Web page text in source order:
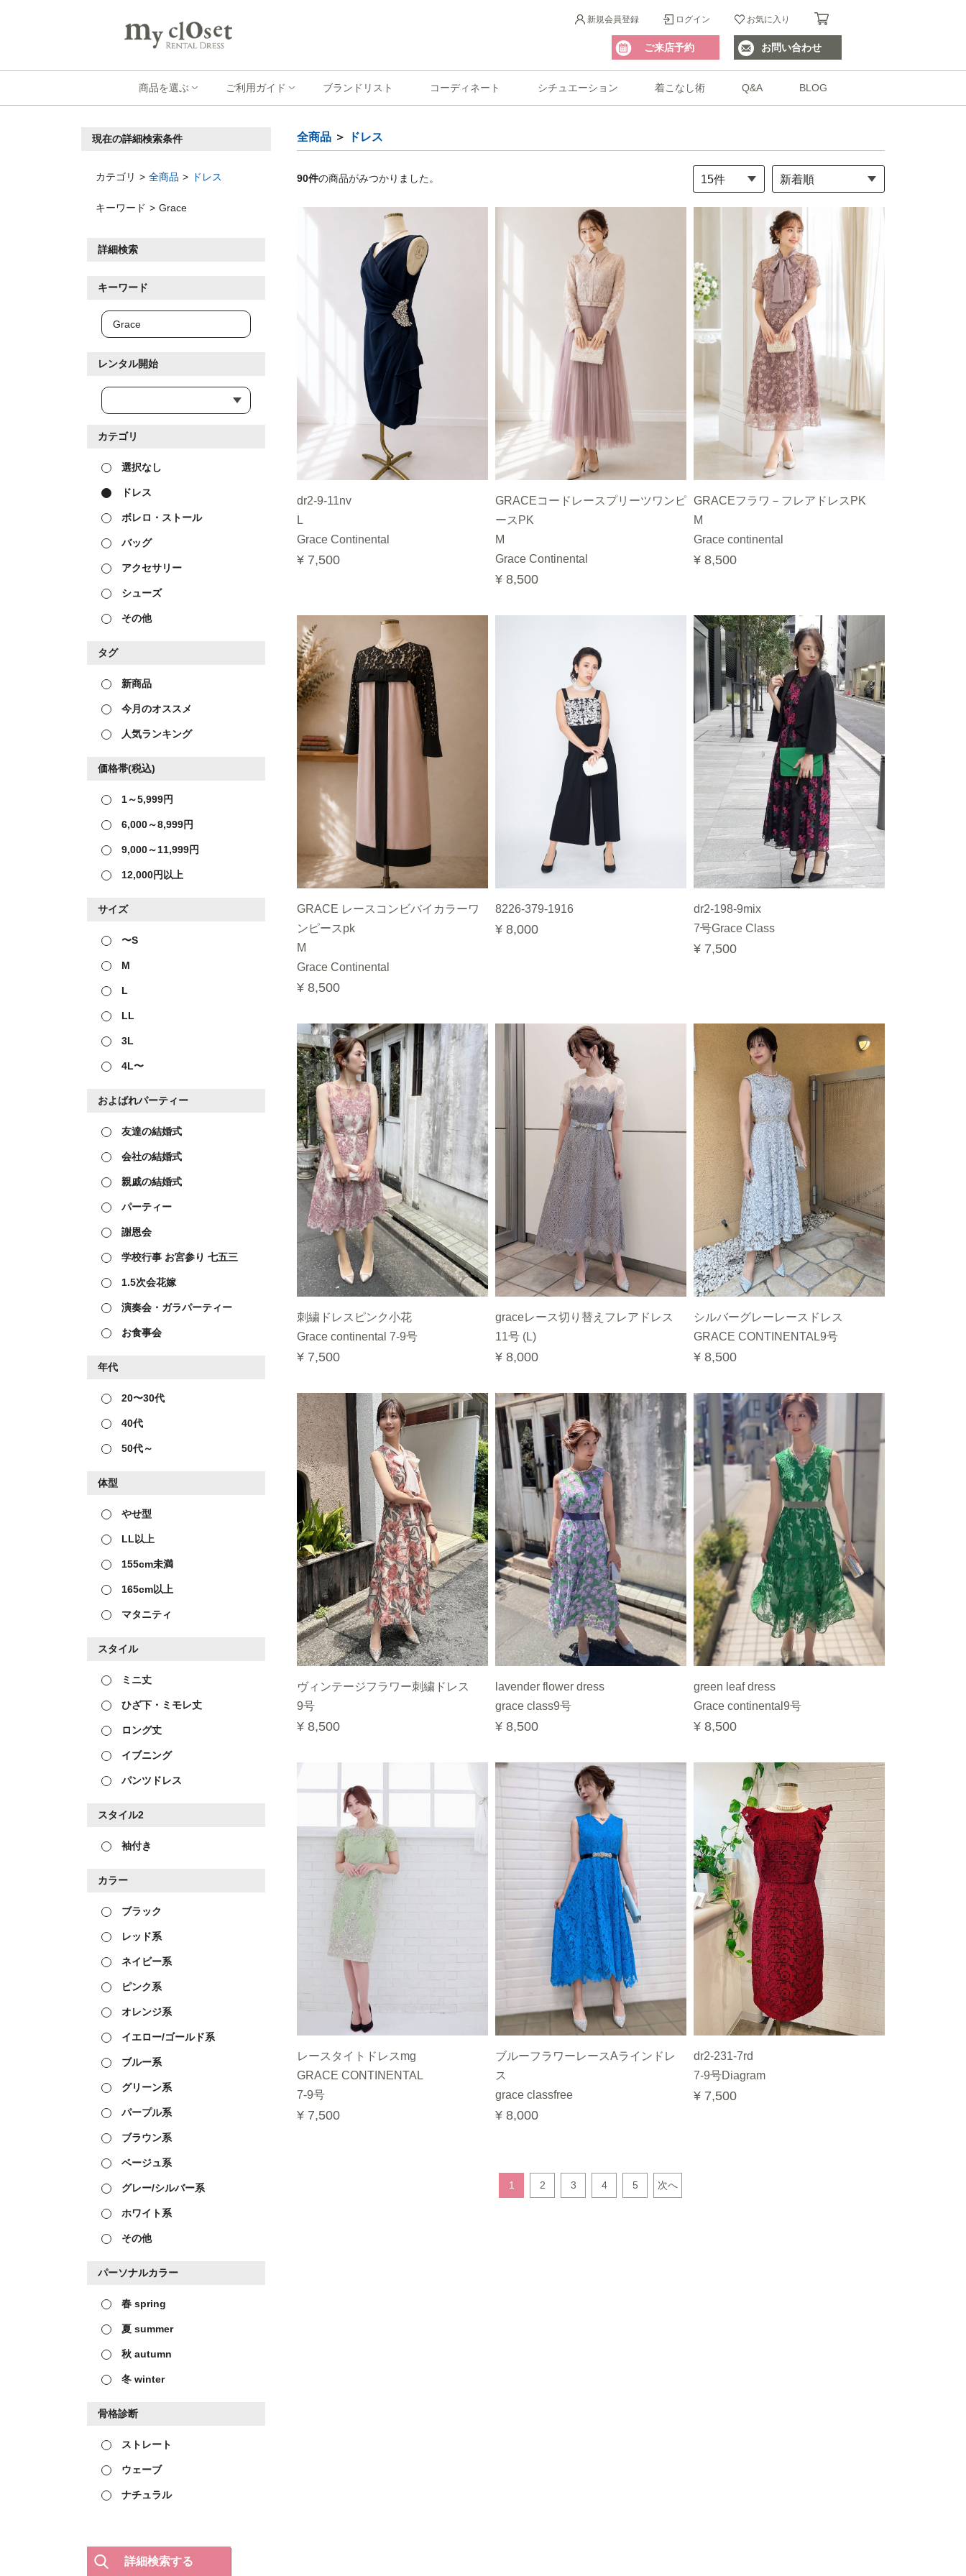
新規会員登録 ログイン お気に入り
ご来店予約 お問い合わせ
商品を選ぶ ご利用ガイド ブランドリスト コーディネート シチュエーション 着こなし術 Q&A BLOG
現在の詳細検索条件
カテゴリ 全商品 ドレス
キーワード Grace
詳細検索
キーワード
レンタル開始
カテゴリ
選択なし
ドレス
ボレロ・ストール
バッグ
アクセサリー
シューズ
その他
タグ
新商品
今月のオススメ
人気ランキング
価格帯(税込)
1～5,999円
6,000～8,999円
9,000～11,999円
12,000円以上
サイズ
〜S
M
L
LL
3L
4L〜
およばれパーティー
友達の結婚式
会社の結婚式
親戚の結婚式
パーティー
謝恩会
学校行事 お宮参り 七五三
1.5次会花嫁
演奏会・ガラパーティー
お食事会
年代
20〜30代
40代
50代～
体型
やせ型
LL以上
155cm未満
165cm以上
マタニティ
スタイル
ミニ丈
ひざ下・ミモレ丈
ロング丈
イブニング
パンツドレス
スタイル2
袖付き
カラー
ブラック
レッド系
ネイビー系
ピンク系
オレンジ系
イエロー/ゴールド系
ブルー系
グリーン系
パープル系
ブラウン系
ベージュ系
グレー/シルバー系
ホワイト系
その他
パーソナルカラー
春 spring
夏 summer
秋 autumn
冬 winter
骨格診断
ストレート
ウェーブ
ナチュラル
全商品 ＞ ドレス
90件の商品がみつかりました。
dr2-9-11nv
L
Grace Continental
¥ 7,500
GRACEコードレースプリーツワンピ
ースPK
M
Grace Continental
¥ 8,500
GRACEフラワ－フレアドレスPK
M
Grace continental
¥ 8,500
GRACE レースコンビバイカラーワ
ンピースpk
M
Grace Continental
¥ 8,500
8226-379-1916
¥ 8,000
dr2-198-9mix
7号Grace Class
¥ 7,500
刺繍ドレスピンク小花
Grace continental 7-9号
¥ 7,500
graceレース切り替えフレアドレス
11号 (L)
¥ 8,000
シルバーグレーレースドレス
GRACE CONTINENTAL9号
¥ 8,500
ヴィンテージフラワー刺繍ドレス
9号
¥ 8,500
lavender flower dress
grace class9号
¥ 8,500
green leaf dress
Grace continental9号
¥ 8,500
レースタイトドレスmg
GRACE CONTINENTAL
7-9号
¥ 7,500
ブルーフラワーレースAラインドレ
ス
grace classfree
¥ 8,000
dr2-231-7rd
7-9号Diagram
¥ 7,500
1 2 3 4 5 次へ